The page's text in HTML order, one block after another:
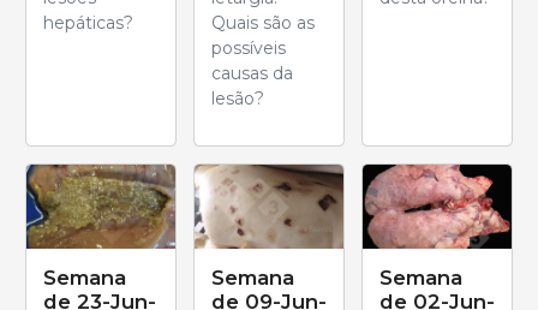
hepáticas?
Quais são as
possíveis
causas da
lesão?
Semana
de 23-Jun-
Semana
de 09-Jun-
Semana
de 02-Jun-